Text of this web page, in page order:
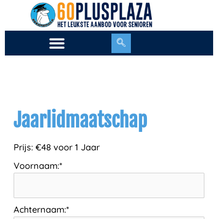
de
Jaarlidmaatschap
Prijs: €48 voor 1 Jaar
Voornaam:*
Achternaam:*